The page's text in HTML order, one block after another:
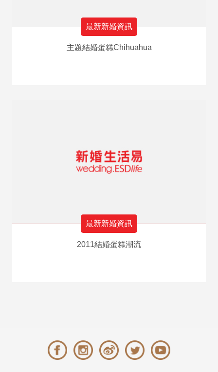
最新新婚資訊
主題結婚蛋糕Chihuahua
最新新婚資訊
2011結婚蛋糕潮流